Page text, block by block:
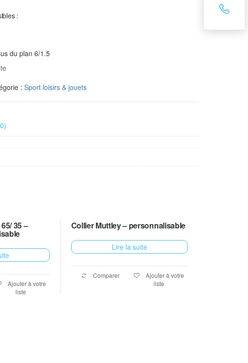
:
du plan 6/1.5
: Sport loisirs & jouets
35 –
Ajouter à votre
liste
Collier Muttley – personnalisable
Lire la suite
Comparer
Ajouter à votre
liste